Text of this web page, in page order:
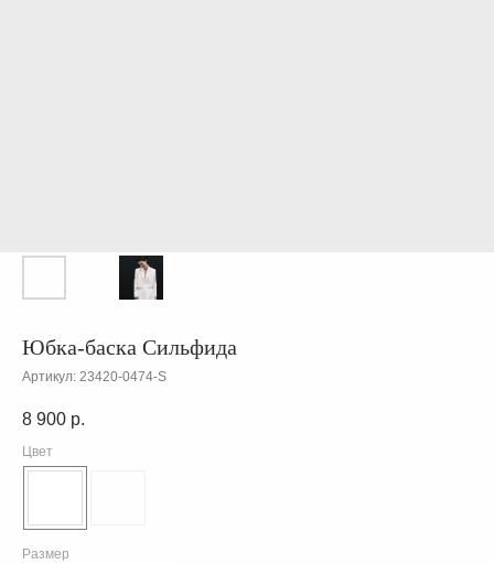
Юбка-баска Сильфида
Артикул: 23420-0474-S
8 900 р.
Цвет
Размер